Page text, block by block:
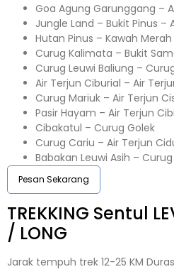
Goa Agung Garunggang –
Jungle Land – Bukit Pinus –
Hutan Pinus – Kawah
Curug Kalimata – Bukit
Curug Leuwi Baliung –
Air Terjun Ciburial – Air
Curug Mariuk – Air Terjun
Pasir Hayam – Air Terjun
Cibakatul – Curug Golek
Curug Cariu – Air Terjun
Babakan Leuwi Asih –
Pesan Sekarang
TREKKING Sentul
/ LONG
Jarak tempuh trek 12-25 KM